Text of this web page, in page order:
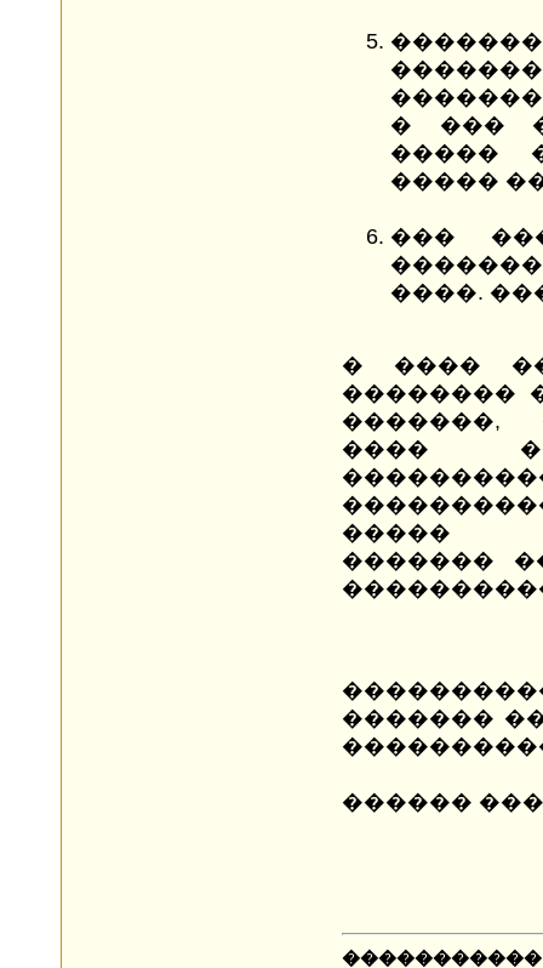
� ���
�����
�����
���
����.
� ����
��������
�������,
����
�����
�������
�������
������
�����������